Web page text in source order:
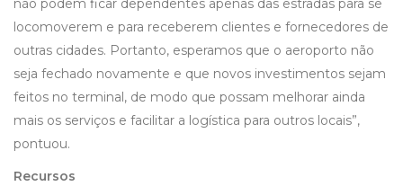
não podem ficar dependentes apenas das estradas para se
locomoverem e para receberem clientes e fornecedores de
outras cidades. Portanto, esperamos que o aeroporto não
seja fechado novamente e que novos investimentos sejam
feitos no terminal, de modo que possam melhorar ainda
mais os serviços e facilitar a logística para outros locais”,
pontuou.
Recursos